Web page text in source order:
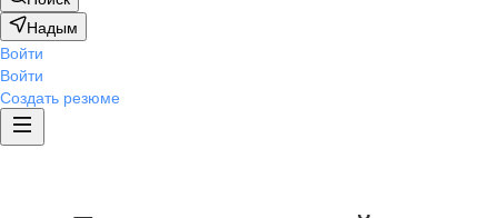
Надым
Войти
Войти
Создать резюме